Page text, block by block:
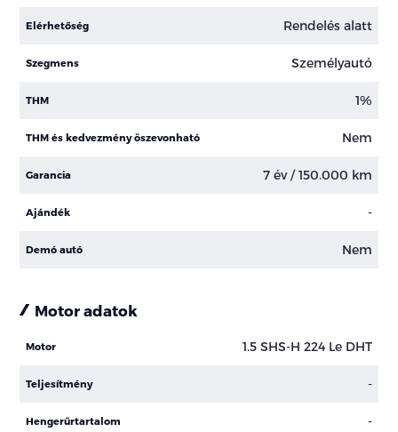
Elérhetőség Rendelés alatt
Szegmens Személyautó
THM 1%
THM és kedvezmény öszevonható Nem
Garancia 7 év / 150.000 km
Ajándék -
Demó autó Nem
Motor adatok
Motor 1.5 SHS-H 224 Le DHT
Teljesítmény -
Hengerűrtartalom -